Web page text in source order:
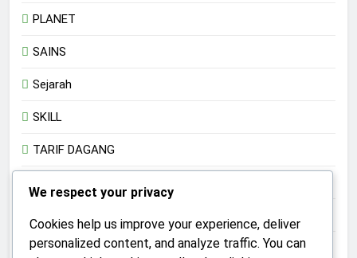
PLANET
SAINS
Sejarah
SKILL
TARIF DAGANG
TRANSHUMANISME
We respect your privacy
Cookies help us improve your experience, deliver
personalized content, and analyze traffic. You can